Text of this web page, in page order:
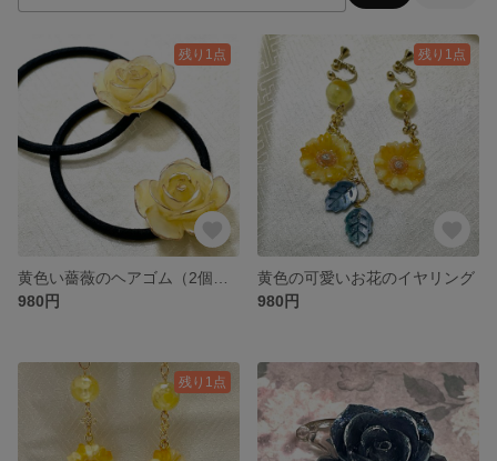
残り1点
980円
残り1点
黄色の可愛いお花のイヤリング
980円
残り1点